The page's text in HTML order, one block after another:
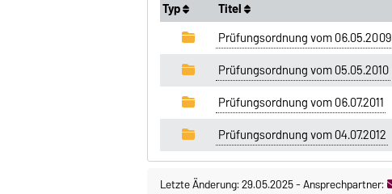
Typ
Titel
Prüfungsordnung vom 06.05.2009
Prüfungsordnung vom 05.05.2010
Prüfungsordnung vom 06.07.2011
Prüfungsordnung vom 04.07.2012
Letzte Änderung: 29.05.2025-Ansprechpartner: